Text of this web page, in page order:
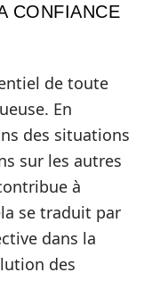
CONFIANCE
de toute
En
des situations
sur les autres
à
se traduit par
dans la
des